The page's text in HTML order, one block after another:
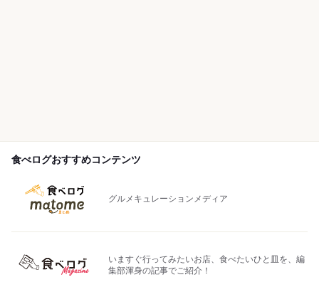
食べログおすすめコンテンツ
グルメキュレーションメディア
いますぐ行ってみたいお店、食べたいひと皿を、編
集部渾身の記事でご紹介！